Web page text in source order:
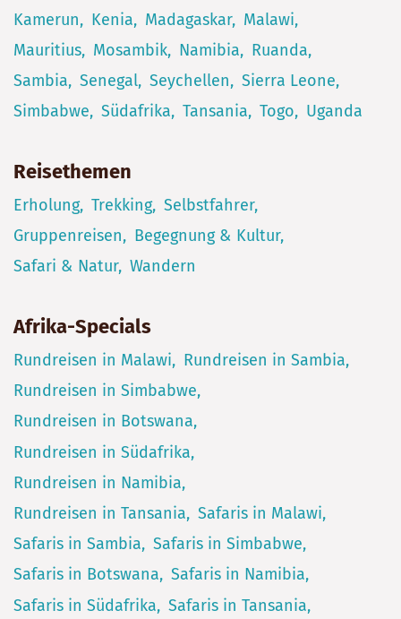
Kamerun
Kenia Madagaskar
Malawi
Mauritius
Mosambik Namibia
Ruanda
Sambia
Senegal Seychellen
Sierra Leone
Simbabwe
Südafrika Tansania Togo Uganda
Reisethemen
Erholung Trekking Selbstfahrer
Gruppenreisen
Begegnung & Kultur
Safari & Natur Wandern
Afrika-Specials
Rundreisen in Malawi
Rundreisen in Sambia
Rundreisen in Simbabwe
Rundreisen in Botswana
Rundreisen in Südafrika
Rundreisen in Namibia
Rundreisen in Tansania
Safaris in Malawi
Safaris in Sambia
Safaris in Simbabwe
Safaris in Botswana
Safaris in Namibia
Safaris in Südafrika
Safaris in Tansania